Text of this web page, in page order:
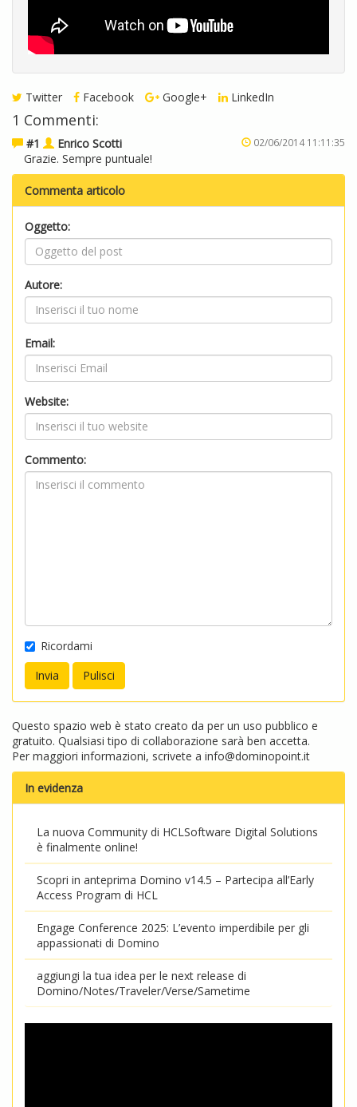
Twitter Facebook Google+ LinkedIn
1 Commenti:
#1 Enrico Scotti 02/06/2014 11:11:35
Grazie. Sempre puntuale!
Commenta articolo
Oggetto:
Autore:
Email:
Website:
Commento:
Ricordami
Questo spazio web è stato creato da per un uso pubblico e
gratuito. Qualsiasi tipo di collaborazione sarà ben accetta.
Per maggiori informazioni, scrivete a info@dominopoint.it
In evidenza
La nuova Community di HCLSoftware Digital Solutions
è finalmente online!
Scopri in anteprima Domino v14.5 – Partecipa all’Early
Access Program di HCL
Engage Conference 2025: L’evento imperdibile per gli
appassionati di Domino
aggiungi la tua idea per le next release di
Domino/Notes/Traveler/Verse/Sametime